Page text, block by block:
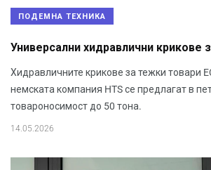
ПОДЕМНА ТЕХНИКА
Универсални хидравлични крикове
Хидравличните крикове за тежки товари
немската компания HTS се предлагат в
товароносимост до 50 тона.
14.05.2026